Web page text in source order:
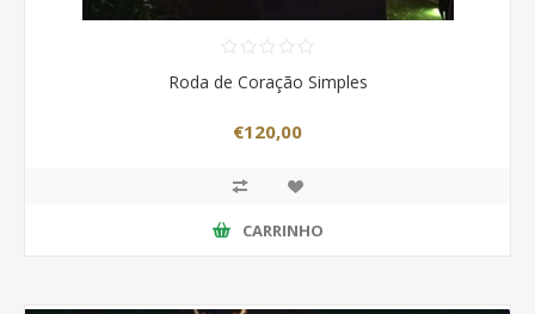
Roda de Coração Simples
€120,00
CARRINHO